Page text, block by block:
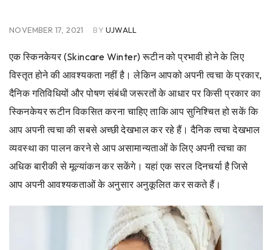
NOVEMBER 17, 2021 BY UJWALL
एक स्किनकेयर (Skincare Winter) रूटीन को प्रभावी होने के लिए
विस्तृत होने की आवश्यकता नहीं है। लेकिन आपको अपनी त्वचा के प्रकार,
दैनिक गतिविधियों और पोषण संबंधी जरूरतों के आधार पर किसी प्रकार का
स्किनकेयर रूटीन विकसित करना चाहिए ताकि आप सुनिश्चित हो सकें कि
आप अपनी त्वचा की सबसे अच्छी देखभाल कर रहे हैं। दैनिक त्वचा देखभाल
व्यवस्था का पालन करने से आप असामान्यताओं के लिए अपनी त्वचा का
अधिक बारीकी से मूल्यांकन कर सकेंगे। यहां एक सरल दिनचर्या है जिसे
आप अपनी आवश्यकताओं के अनुसार अनुकूलित कर सकते हैं।